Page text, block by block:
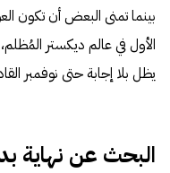
بينما تمنى البعض أن تكون
الأول في عالم ديكستر
يظل بلا إجابة حتى نوفمبر
البحث عن نهاية